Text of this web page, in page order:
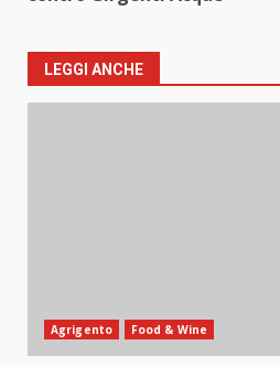
LEGGI ANCHE
Agrigento Food & Wine